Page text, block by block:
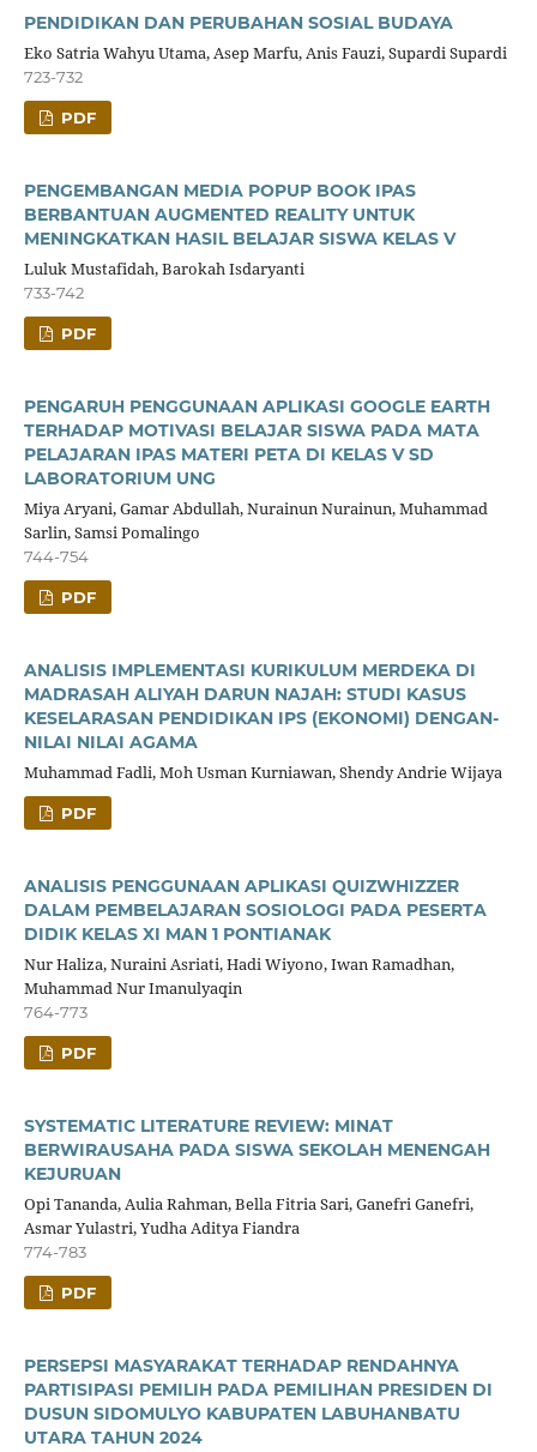
PENDIDIKAN DAN PERUBAHAN SOSIAL BUDAYA
Eko Satria Wahyu Utama, Asep Marfu, Anis Fauzi, Supardi Supardi
723-732
PDF
PENGEMBANGAN MEDIA POPUP BOOK IPAS
BERBANTUAN AUGMENTED REALITY UNTUK
MENINGKATKAN HASIL BELAJAR SISWA KELAS V
Luluk Mustafidah, Barokah Isdaryanti
733-742
PDF
PENGARUH PENGGUNAAN APLIKASI GOOGLE EARTH
TERHADAP MOTIVASI BELAJAR SISWA PADA MATA
PELAJARAN IPAS MATERI PETA DI KELAS V SD
LABORATORIUM UNG
Miya Aryani, Gamar Abdullah, Nurainun Nurainun, Muhammad
Sarlin, Samsi Pomalingo
744-754
PDF
ANALISIS IMPLEMENTASI KURIKULUM MERDEKA DI
MADRASAH ALIYAH DARUN NAJAH: STUDI KASUS
KESELARASAN PENDIDIKAN IPS (EKONOMI) DENGAN-
NILAI NILAI AGAMA
Muhammad Fadli, Moh Usman Kurniawan, Shendy Andrie Wijaya
PDF
ANALISIS PENGGUNAAN APLIKASI QUIZWHIZZER
DALAM PEMBELAJARAN SOSIOLOGI PADA PESERTA
DIDIK KELAS XI MAN 1 PONTIANAK
Nur Haliza, Nuraini Asriati, Hadi Wiyono, Iwan Ramadhan,
Muhammad Nur Imanulyaqin
764-773
PDF
SYSTEMATIC LITERATURE REVIEW: MINAT
BERWIRAUSAHA PADA SISWA SEKOLAH MENENGAH
KEJURUAN
Opi Tananda, Aulia Rahman, Bella Fitria Sari, Ganefri Ganefri,
Asmar Yulastri, Yudha Aditya Fiandra
774-783
PDF
PERSEPSI MASYARAKAT TERHADAP RENDAHNYA
PARTISIPASI PEMILIH PADA PEMILIHAN PRESIDEN DI
DUSUN SIDOMULYO KABUPATEN LABUHANBATU
UTARA TAHUN 2024